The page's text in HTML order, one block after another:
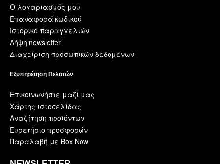
Ο λογαριασμός μου
Επαναφορά κωδικού
Ιστορικό παραγγελιών
Λήψη newsletter
Διαχείριση προσωπικών δεδομένων
Εξυπηρέτηση Πελατών
Επικοινωνήστε μαζί μας
Χάρτης ιστοσελίδας
Αναζήτηση προϊόντων
Ευρετήριο προσφορών
Παραλαβή με Box Now